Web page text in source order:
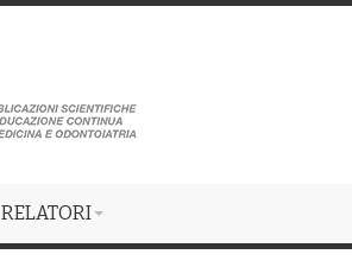
RELATORI